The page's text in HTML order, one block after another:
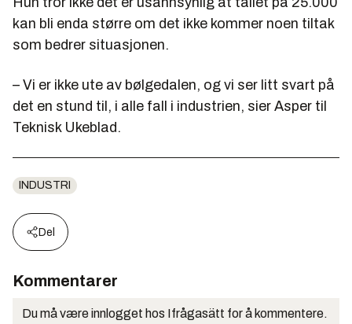
kan bli enda større om det ikke kommer noen tiltak
som bedrer situasjonen.
– Vi er ikke ute av bølgedalen, og vi ser litt svart på
det en stund til, i alle fall i industrien, sier Asper til
Teknisk Ukeblad.
INDUSTRI
Del
Kommentarer
Du må være innlogget hos Ifrågasätt for å kommentere.